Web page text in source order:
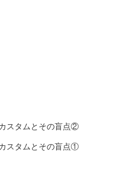
スタムとその盲点②
スタムとその盲点①